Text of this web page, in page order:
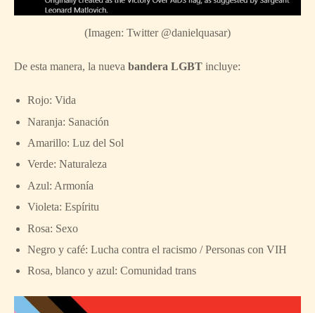
(Imagen: Twitter @danielquasar)
De esta manera, la nueva bandera LGBT incluye:
Rojo: Vida
Naranja: Sanación
Amarillo: Luz del Sol
Verde: Naturaleza
Azul: Armonía
Violeta: Espíritu
Rosa: Sexo
Negro y café: Lucha contra el racismo / Personas con VIH
Rosa, blanco y azul: Comunidad trans